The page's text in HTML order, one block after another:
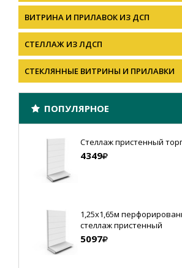
ВИТРИНА И ПРИЛАВОК ИЗ ДСП
СТЕЛЛАЖ ИЗ ЛДСП
СТЕКЛЯННЫЕ ВИТРИНЫ И ПРИЛАВКИ
ПОПУЛЯРНОЕ
Стеллаж пристенный
4349
1,25х1,65м
стеллаж пристенный
5097